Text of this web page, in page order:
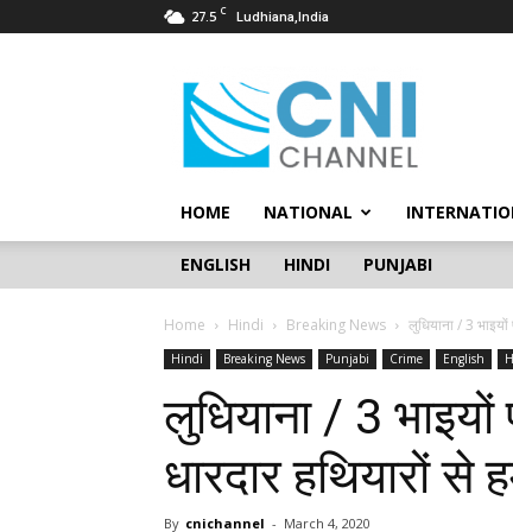
27.5 C Ludhiana,India
CNI
Channel
HOME NATIONAL
ENGLISH HINDI PUNJABI
Home Hindi Breaking News लुधियाना / 3 भाइयों
Hindi Breaking News Punjabi Crime English
लुधियाना / 3
धारदार हथियारों
By cnichannel - March 4, 2020